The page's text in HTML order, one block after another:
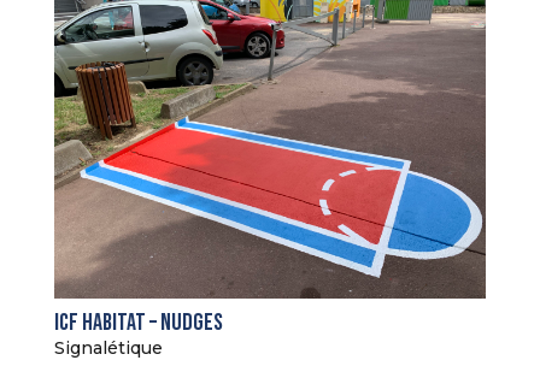
ICF Habitat – Nudges
Signalétique